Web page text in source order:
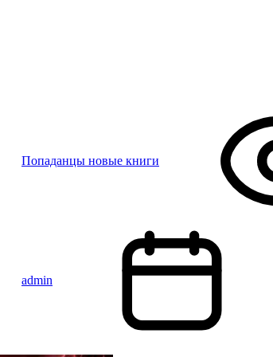
Попаданцы новые книги
admin